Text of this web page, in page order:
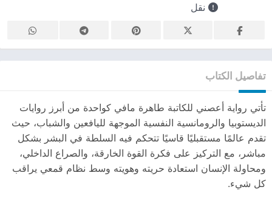
نقل
تفاصيل الكتاب
تأتي رواية أعصني للكاتبة طاهرة مافي كواحدة من أبرز روايات
الديستوبيا والرومانسية النفسية الموجهة لليافعين والشباب، حيث
تقدم عالمًا مستقبليًا قاسيًا تتحكم فيه السلطة في البشر بشكل
مباشر، مع التركيز على فكرة القوة الخارقة، والصراع الداخلي،
ومحاولة الإنسان استعادة حريته وهويته وسط نظام قمعي يراقب
كل شيء.